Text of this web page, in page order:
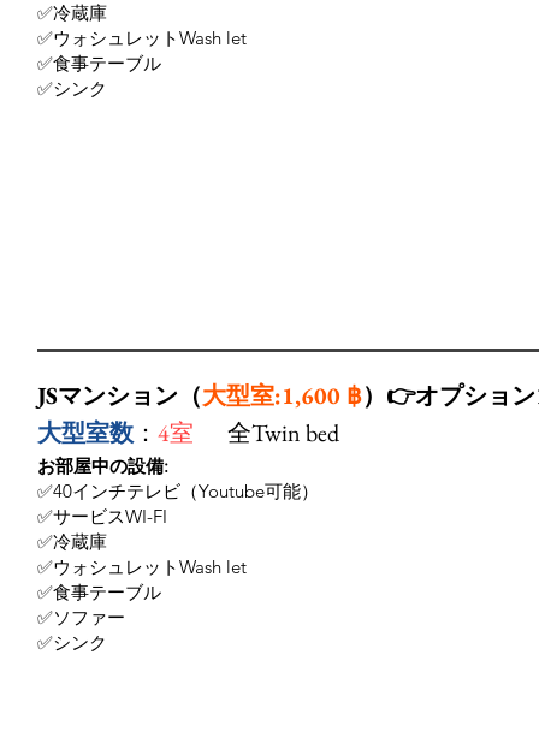
✅冷蔵庫
✅ウォシュレットWash let
✅食事テーブル
✅シンク
JSマンション（大型室:1,600 ฿）👉オプショ
大型室数 ： 4室 全Twin bed
お部屋中の設備:
✅40インチテレビ（Youtube可能）
✅サービスWI-FI
✅冷蔵庫
✅ウォシュレットWash let
✅食事テーブル
✅ソファー
✅シンク